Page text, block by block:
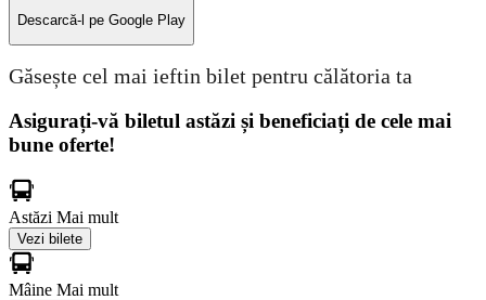
Descarcă-l pe Google Play
Găsește cel mai ieftin bilet pentru călătoria ta
Asigurați-vă biletul astăzi și beneficiați de cele mai
bune oferte!
Astăzi Mai mult
Vezi bilete
Mâine Mai mult